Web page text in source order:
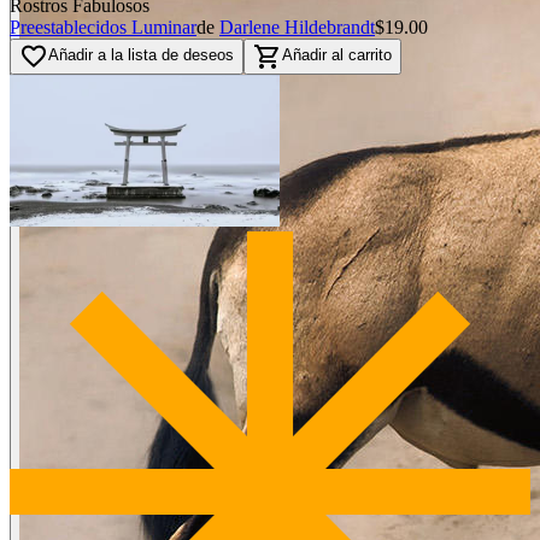
Rostros Fabulosos
Preestablecidos Luminarde Darlene Hildebrandt$19.00
favorite_borderAñadir a la lista de deseos shopping_cart Añadir al carrito